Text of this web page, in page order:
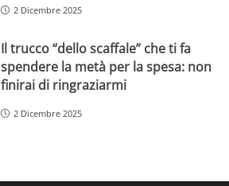
2 Dicembre 2025
Il trucco “dello scaffale” che ti fa
spendere la metà per la spesa: non
finirai di ringraziarmi
2 Dicembre 2025